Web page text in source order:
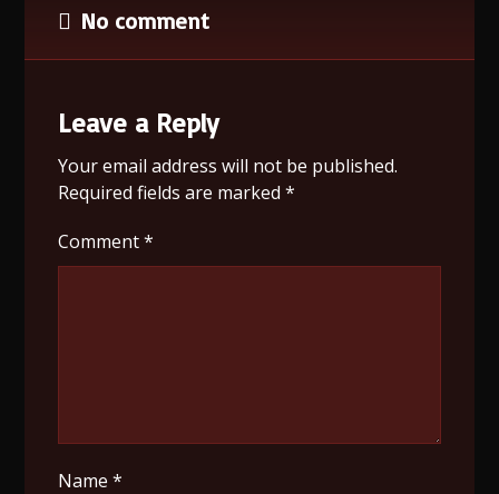
No comment
Leave a Reply
Your email address will not be published.
Required fields are marked*
Comment*
Name*